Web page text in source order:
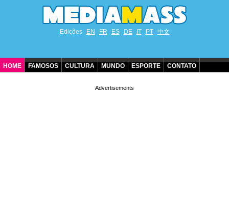
Edições EN FR ES DE IT PT 中文
HOME FAMOSOS CULTURA MUNDO ESPORTE CONTATO